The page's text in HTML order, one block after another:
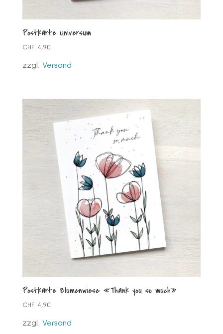
Postkarte Universum
CHF 4,90
zzgl. Versand
Postkarte Blumenwiese «Thank you so much»
CHF 4,90
zzgl. Versand